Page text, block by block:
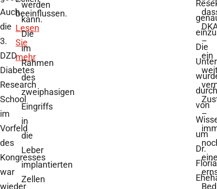
Auch
die
3.
DZD
Diabetes
Research
School
im
Vorfeld
des
Kongresses
war
wieder
beeinflussen.
Lesen
Sie
mehr
werden
kann.
Die
im
Rahmen
des
zweiphasigen
Eingriffs
in
die
Leber
implantierten
Zellen
Die
von
um
Dr.
–
ein
–